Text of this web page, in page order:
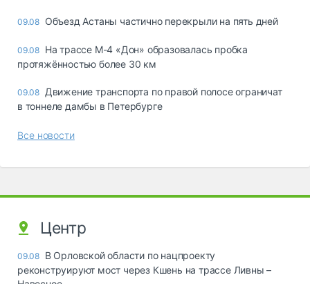
09.08 Объезд Астаны частично перекрыли на пять дней
09.08 На трассе М-4 «Дон» образовалась пробка
протяжённостью более 30 км
09.08 Движение транспорта по правой полосе ограничат
в тоннеле дамбы в Петербурге
Все новости
Центр
09.08 В Орловской области по нацпроекту
реконструируют мост через Кшень на трассе Ливны –